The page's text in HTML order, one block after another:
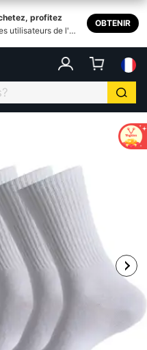
profitez
utilisateurs de l'ap
OBTENIR